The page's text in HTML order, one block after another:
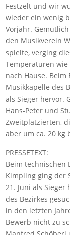
Festzelt und wir
wieder ein wenig
Vorjahr.
den Musikverein
spielte, verging
Temperaturen
nach Hause. Beim
Musikkapelle des
als Sieger hervor.
Hans-Peter und
Zweitplatzierten,
aber um ca. 20 kg
PRESSETEXT:
Beim technischen
Kimpling ging der
21. Juni als Sieger
des Bezirkes
in den letzten
Bewerb nicht zu